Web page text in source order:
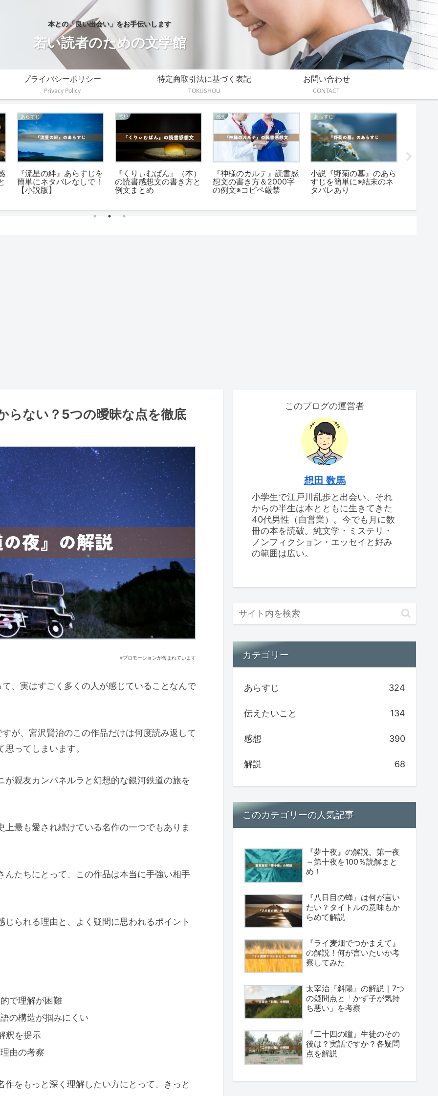
本との「良い出会い」をお手伝いします
若い読者のための文学館
プライバシーポリシー
Privacy Policy
特定商取引法に基づく表記
TOKUSHOU
お問い合わせ
CONTACT
あらすじ
志賀直哉『城の崎にて』
のあらすじを簡単に短く
100字で！
感想
『ノアハム・ガーデンズ
の家』の読書感想文の書
き方とあらすじ
あらすじ
『ぼくらの七日間戦争』
あらすじ（本・小説）を
簡単＆詳しく
あらすじ
『「のび太」という生き
方』あらすじと要約！内
容を簡単に
らない？5つの曖昧な点を徹底
※プロモーションが含まれています
、実はすごく多くの人が感じていることなんで
が、宮沢賢治のこの作品だけは何度読み返して
ってしまいます。
親友カンパネルラと幻想的な銀河鉄道の旅を
最も愛され続けている名作の一つでもありま
たちにとって、この作品は本当に手強い相手
られる理由と、よく疑問に思われるポイント
で理解が困難
の構造が掴みにくい
釈を提示
由の考察
をもっと深く理解したい方にとって、きっと
このブログの運営者
想田 数馬
小学生で江戸川乱歩と出会い、それ
からの半生は本とともに生きてきた
40代男性（自営業）。今でも月に数
冊の本を読破。純文学・ミステリ・
ノンフィクション・エッセイと好み
の範囲は広い。
カテゴリー
あらすじ 324
伝えたいこと 134
感想 390
解説 68
このカテゴリーの人気記事
『夢十夜』の解説。第一夜
～第十夜を100％読解まと
め！
『八日目の蝉』は何が言い
たい？タイトルの意味もか
らめて解説
『ライ麦畑でつかまえて』
の解説！何が言いたいか考
察してみた
太宰治『斜陽』の解説｜7つ
の疑問点と「かず子が気持
ち悪い」を考察
『二十四の瞳』生徒のその
後は？実話ですか？各疑問
点を解説